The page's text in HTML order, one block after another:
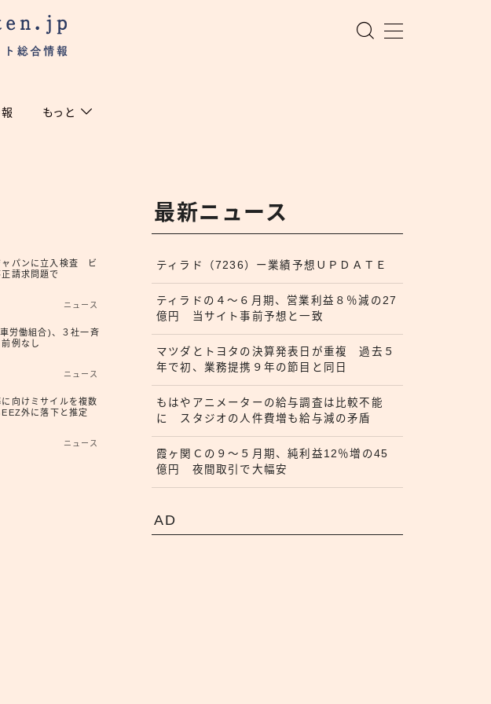
もっと
ャパンに立入検査 ビ
請求問題で
ニュース
労働組合)、３社一斉
例なし
ニュース
向けミサイルを複数
外に落下と推定
ニュース
最新ニュース
ティラド（7236）ー業績予想ＵＰＤＡＴＥ
ティラドの４〜６月期、営業利益８％減の27
億円 当サイト事前予想と一致
マツダとトヨタの決算発表日が重複 過去５
年で初、業務提携９年の節目と同日
もはやアニメーターの給与調査は比較不能
に スタジオの人件費増も給与減の矛盾
霞ヶ関Ｃの９〜５月期、純利益12％増の45
億円 夜間取引で大幅安
AD